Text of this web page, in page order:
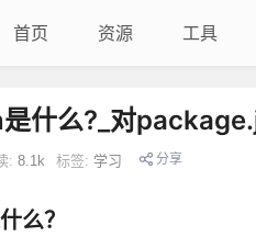
首页 资源 工具
什么?_对
: 8.1k 标签: 学习 分享
么？